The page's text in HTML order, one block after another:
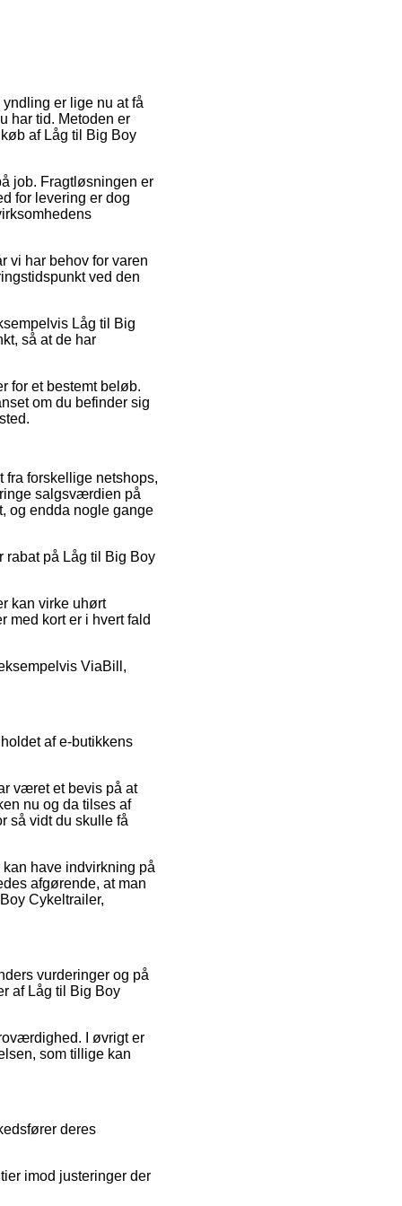
er lige nu at få
har tid. Metoden er
af Låg til Big Boy
job. Fragtløsningen er
for levering er dog
vi har behov for varen
ved den
Låg til Big
så at de har
for et bestemt beløb.
om du befinder sig
fra forskellige netshops,
salgsværdien på
og endda nogle gange
rabat på Låg til Big Boy
kan virke uhørt
med kort er i hvert fald
ViaBill,
af e-butikkens
været et bevis på at
nu og da tilses af
så vidt du skulle få
have indvirkning på
afgørende, at man
Cykeltrailer,
vurderinger og på
af Låg til Big Boy
I øvrigt er
som tillige kan
deres
imod justeringer der